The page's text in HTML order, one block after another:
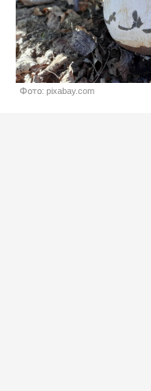
Фото: pixabay.com